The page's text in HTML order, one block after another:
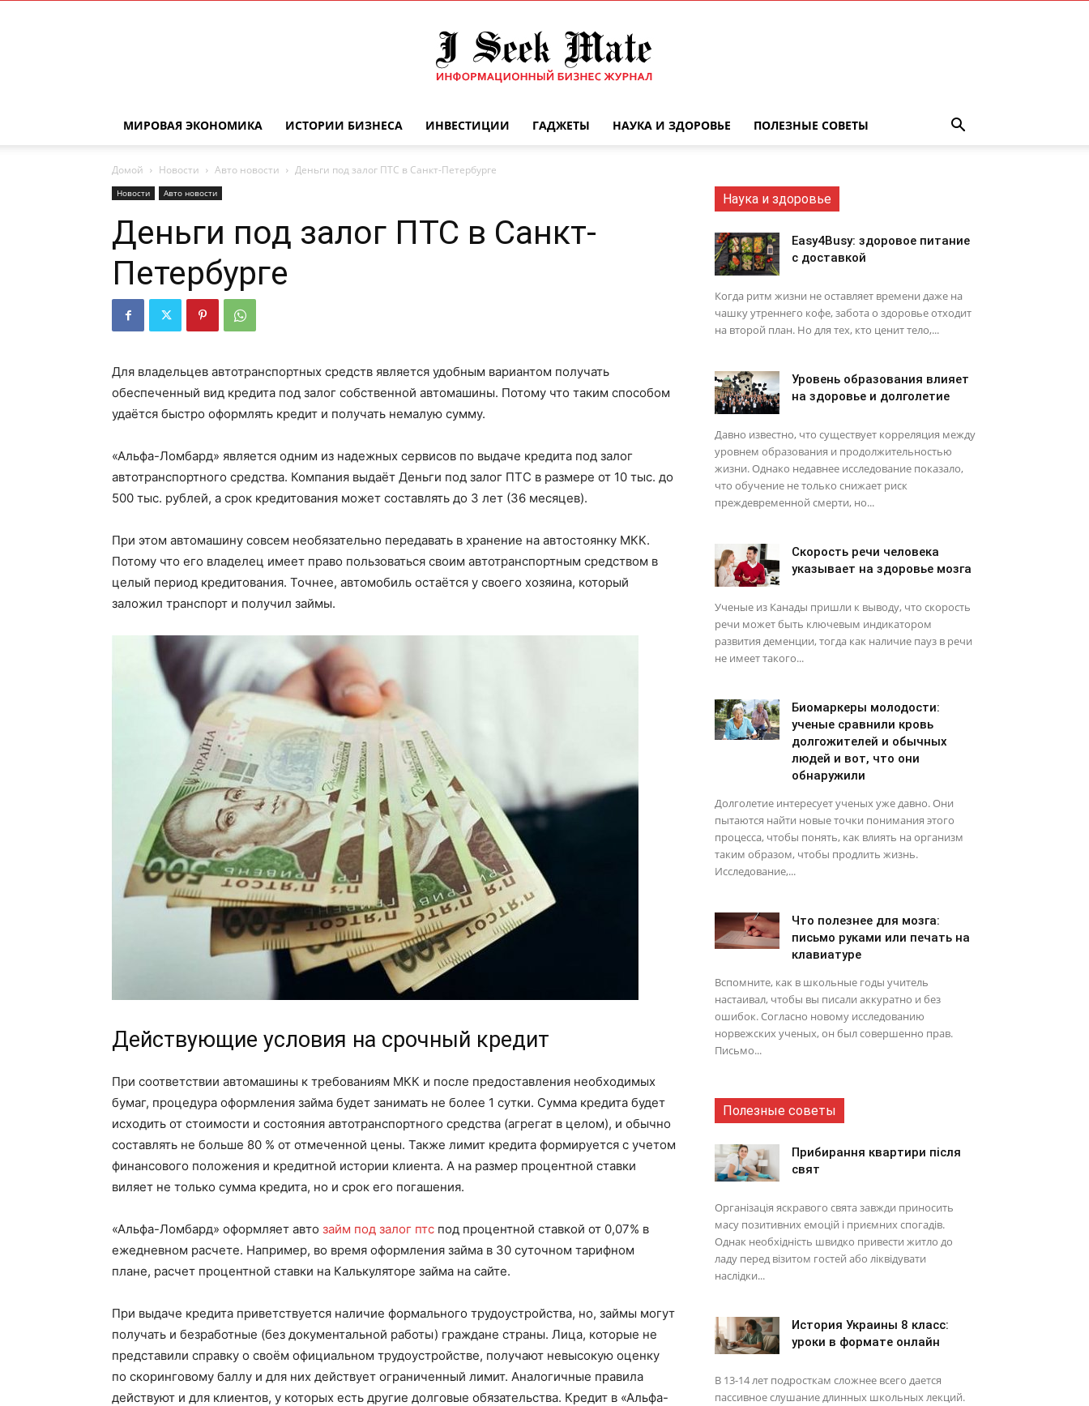
журнал
ISM
МИРОВАЯ ЭКОНОМИКА ИСТОРИИ БИЗНЕСА ИНВЕСТИЦИИ ГАДЖЕТЫ НАУКА И ЗДОРОВЬЕ ПОЛЕЗНЫЕ СОВЕТЫ
Домой Новости Авто новости Деньги под залог ПТС в Санкт-Петербурге
Новости Авто новости
Деньги под залог ПТС в Санкт-
Петербурге
Для владельцев автотранспортных средств является удобным вариантом получать
обеспеченный вид кредита под залог собственной автомашины. Потому что таким способом
удаётся быстро оформлять кредит и получать немалую сумму.
«Альфа-Ломбард» является одним из надежных сервисов по выдаче кредита под залог
автотранспортного средства. Компания выдаёт Деньги под залог ПТС в размере от 10 тыс. до
500 тыс. рублей, а срок кредитования может составлять до 3 лет (36 месяцев).
При этом автомашину совсем необязательно передавать в хранение на автостоянку МКК.
Потому что его владелец имеет право пользоваться своим автотранспортным средством в
целый период кредитования. Точнее, автомобиль остаётся у своего хозяина, который
заложил транспорт и получил займы.
Действующие условия на срочный кредит
При соответствии автомашины к требованиям МКК и после предоставления необходимых
бумаг, процедура оформления займа будет занимать не более 1 сутки. Сумма кредита будет
исходить от стоимости и состояния автотранспортного средства (агрегат в целом), и обычно
составлять не больше 80 % от отмеченной цены. Также лимит кредита формируется с учетом
финансового положения и кредитной истории клиента. А на размер процентной ставки
виляет не только сумма кредита, но и срок его погашения.
«Альфа-Ломбард» оформляет авто займ под залог птс под процентной ставкой от 0,07% в
ежедневном расчете. Например, во время оформления займа в 30 суточном тарифном
плане, расчет процентной ставки на Калькуляторе займа на сайте.
При выдаче кредита приветствуется наличие формального трудоустройства, но, займы могут
получать и безработные (без документальной работы) граждане страны. Лица, которые не
представили справку о своём официальном трудоустройстве, получают невысокую оценку
по скоринговому баллу и для них действует ограниченный лимит. Аналогичные правила
действуют и для клиентов, у которых есть другие долговые обязательства. Кредит в «Альфа-
Наука и здоровье
Easy4Busy: здоровое питание
с доставкой
Когда ритм жизни не оставляет времени даже на
чашку утреннего кофе, забота о здоровье отходит
на второй план. Но для тех, кто ценит тело,...
Уровень образования влияет
на здоровье и долголетие
Давно известно, что существует корреляция между
уровнем образования и продолжительностью
жизни. Однако недавнее исследование показало,
что обучение не только снижает риск
преждевременной смерти, но...
Скорость речи человека
указывает на здоровье мозга
Ученые из Канады пришли к выводу, что скорость
речи может быть ключевым индикатором
развития деменции, тогда как наличие пауз в речи
не имеет такого...
Биомаркеры молодости:
ученые сравнили кровь
долгожителей и обычных
людей и вот, что они
обнаружили
Долголетие интересует ученых уже давно. Они
пытаются найти новые точки понимания этого
процесса, чтобы понять, как влиять на организм
таким образом, чтобы продлить жизнь.
Исследование,...
Что полезнее для мозга:
письмо руками или печать на
клавиатуре
Вспомните, как в школьные годы учитель
настаивал, чтобы вы писали аккуратно и без
ошибок. Согласно новому исследованию
норвежских ученых, он был совершенно прав.
Письмо...
Полезные советы
Прибирання квартири після
свят
Організація яскравого свята завжди приносить
масу позитивних емоцій і приємних спогадів.
Однак необхідність швидко привести житло до
ладу перед візитом гостей або ліквідувати
наслідки...
История Украины 8 класс:
уроки в формате онлайн
В 13-14 лет подросткам сложнее всего дается
пассивное слушание длинных школьных лекций.